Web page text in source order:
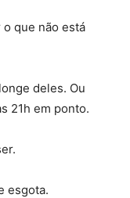
que não está
deles. Ou
21h em ponto.
esgota.